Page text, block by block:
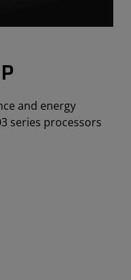
and energy
series processors